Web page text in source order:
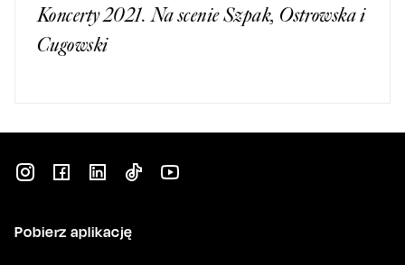
Koncerty 2021. Na scenie Szpak, Ostrowska i
Cugowski
Pobierz aplikację